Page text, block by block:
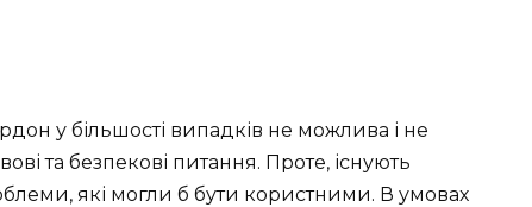
у більшості випадків не можлива і не
та безпекові питання. Проте, існують
які могли б бути користними. В умовах